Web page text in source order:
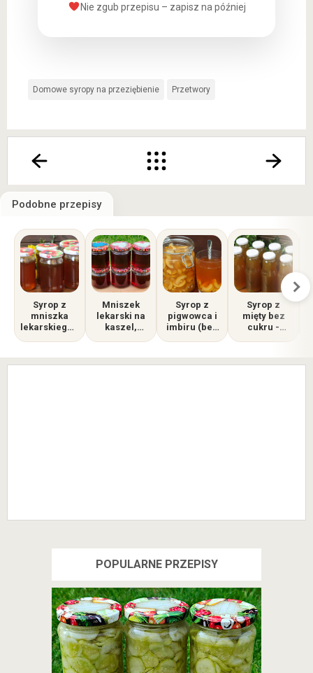
Nie zgub przepisu – zapisz na później
Domowe syropy na przeziębienie Przetwory
Podobne przepisy
Syrop z
mniszka
lekarskiego -
Mniszek
lekarski na
kaszel,
Syrop z
pigwowca i
imbiru (bez
odporności
Syrop z
mięty bez
cukru -
przeziębieni
POPULARNE PRZEPISY